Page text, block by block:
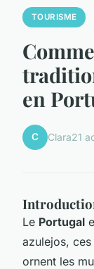
TOURISME
en
C Clara21
Le Portugal
azulejos,
ornent les